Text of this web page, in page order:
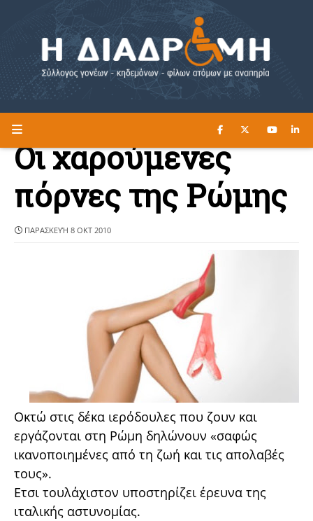
Η ΔΙΑΔΡΟΜΗ ΔΙΑΒΑΣΤΕ ΕΔΩ ►
Οι χαρούμενες
πόρνες της Ρώμης
ΠΑΡΑΣΚΕΥΉ 8 ΟΚΤ 2010
Οκτώ στις δέκα ιερόδουλες που ζουν και
εργάζονται στη Ρώμη δηλώνουν «σαφώς
ικανοποιημένες από τη ζωή και τις απολαβές
τους».
Ετσι τουλάχιστον υποστηρίζει έρευνα της
ιταλικής αστυνομίας.